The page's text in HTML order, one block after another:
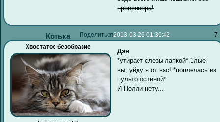
процессора!
Поделиться 7
2013-03-26 01:36:42
Котька
Хвостатое безобразие
Дэн
*утирает слезы лапкой* Злые
вы, уйду я от вас! *поплелась из
пультогостиной*
И Полли нету...